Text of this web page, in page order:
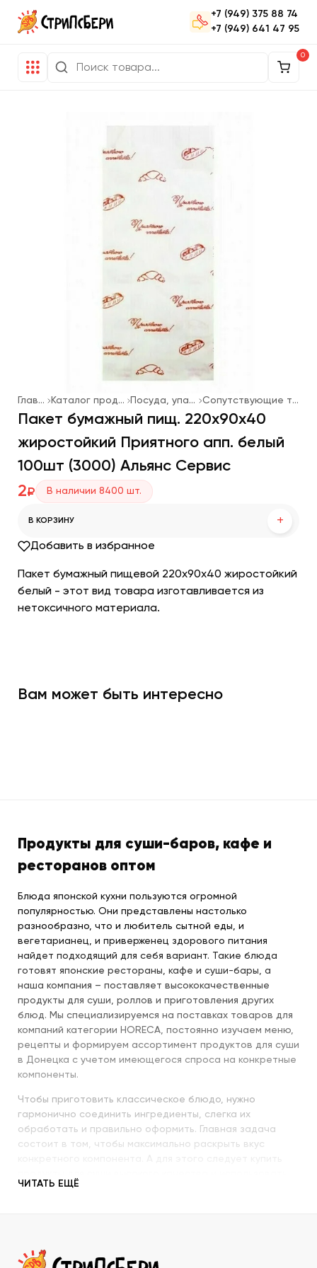
+7 (949) 375 88 74
+7 (949) 641 47 95
0
Главная Каталог продукции Посуда, упаковка Сопутствующие товары
Пакет бумажный пищ. 220х90х40
жиростойкий Приятного апп. белый
100шт (3000) Альянс Сервис
2₽ В наличии 8400 шт.
В КОРЗИНУ +
Добавить в избранное
Пакет бумажный пищевой 220х90х40 жиростойкий
белый - этот вид товара изготавливается из
нетоксичного материала.
Вам может быть интересно
Продукты для суши-баров, кафе и
ресторанов оптом
Блюда японской кухни пользуются огромной
популярностью. Они представлены настолько
разнообразно, что и любитель сытной еды, и
вегетарианец, и приверженец здорового питания
найдет подходящий для себя вариант. Такие блюда
готовят японские рестораны, кафе и суши-бары, а
наша компания – поставляет высококачественные
продукты для суши, роллов и приготовления других
блюд. Мы специализируемся на поставках товаров для
компаний категории HORECA, постоянно изучаем меню,
рецепты и формируем ассортимент продуктов для суши
в Донецка с учетом имеющегося спроса на конкретные
компоненты.
Чтобы приготовить классическое блюдо, нужно
гармонично соединить ингредиенты, слегка их
обработать и правильно оформить. Главная задача
состоит в том, чтобы максимально раскрыть вкус
их со знанием всех секретов.
происхождение и свежесть каждого продукта, условия
ЧИТАТЬ ЕЩЁ